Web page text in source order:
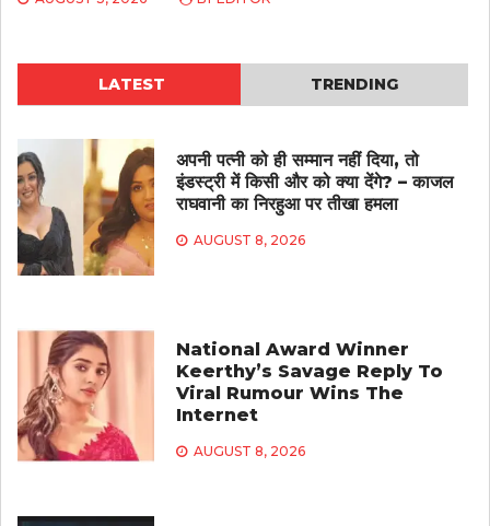
LATEST TRENDING
अपनी पत्नी को ही सम्मान नहीं दिया, तो
इंडस्ट्री में किसी और को क्या देंगे? – काजल
राघवानी का निरहुआ पर तीखा हमला
AUGUST 8, 2026
National Award Winner
Keerthy’s Savage Reply To
Viral Rumour Wins The
Internet
AUGUST 8, 2026